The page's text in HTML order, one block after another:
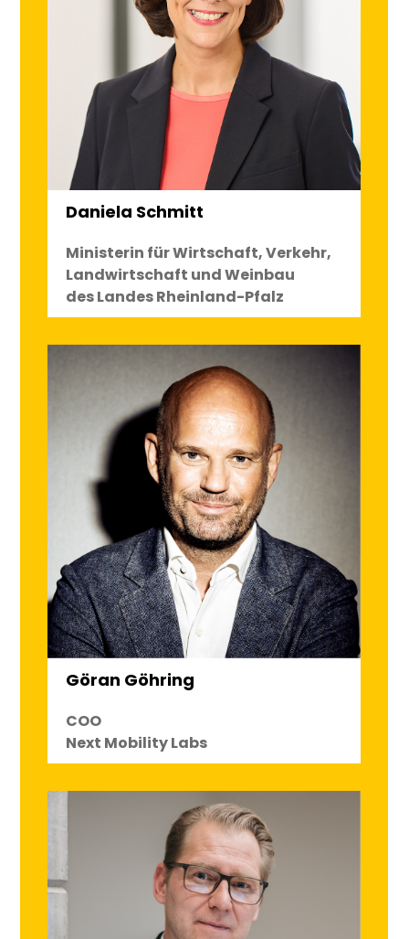
Daniela Schmitt
Ministerin für Wirtschaft, Verkehr,
Landwirtschaft und Weinbau
des Landes Rheinland-Pfalz
Göran Göhring
COO
Next Mobility Labs